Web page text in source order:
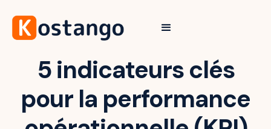
5 indicateurs clés
pour la performance